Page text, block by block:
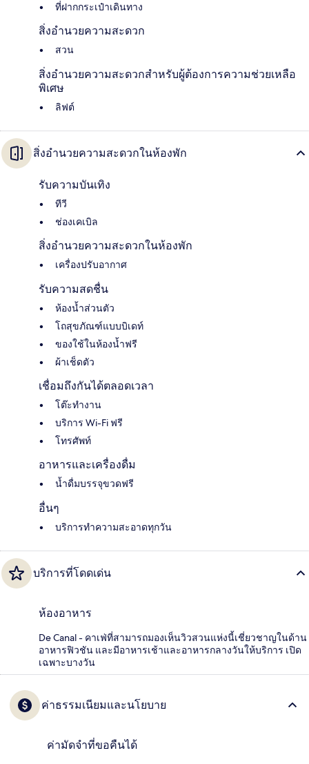
ที่ฝากกระเป๋าเดินทาง
สิ่งอำนวยความสะดวก
สวน
สิ่งอำนวยความสะดวกสำหรับผู้ต้องการความช่วยเหลือ
พิเศษ
ลิฟต์
สิ่งอำนวยความสะดวกในห้องพัก
รับความบันเทิง
ทีวี
ช่องเคเบิล
สิ่งอำนวยความสะดวกในห้องพัก
เครื่องปรับอากาศ
รับความสดชื่น
ห้องน้ำส่วนตัว
โถสุขภัณฑ์แบบบิเดท์
ของใช้ในห้องน้ำฟรี
ผ้าเช็ดตัว
เชื่อมถึงกันได้ตลอดเวลา
โต๊ะทำงาน
บริการ Wi-Fi ฟรี
โทรศัพท์
อาหารและเครื่องดื่ม
น้ำดื่มบรรจุขวดฟรี
อื่นๆ
บริการทำความสะอาดทุกวัน
บริการที่โดดเด่น
ห้องอาหาร
De Canal - คาเฟ่ที่สามารถมองเห็นวิวสวนแห่งนี้เชี่ยวชาญในด้าน
อาหารฟิวชัน และมีอาหารเช้าและอาหารกลางวันให้บริการ เปิด
เฉพาะบางวัน
ค่าธรรมเนียมและนโยบาย
ค่ามัดจำที่ขอคืนได้